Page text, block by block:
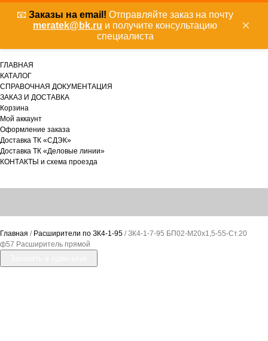
📧 Заказы на email! Отправляйте заказ на почту
meratek@bk.ru и получите консультацию
специалиста
×
ГЛАВНАЯ
КАТАЛОГ
СПРАВОЧНАЯ ДОКУМЕНТАЦИЯ
ЗАКАЗ И ДОСТАВКА
Корзина
Мой аккаунт
Оформление заказа
Доставка ТК «СДЭК»
Доставка ТК «Деловые линии»
КОНТАКТЫ и схема проезда
Главная / Расширители по ЗК4-1-95 / ЗК4-1-7-95 БП02-М20х1,5-55-Ст.20
ф57 Расширитель прямой